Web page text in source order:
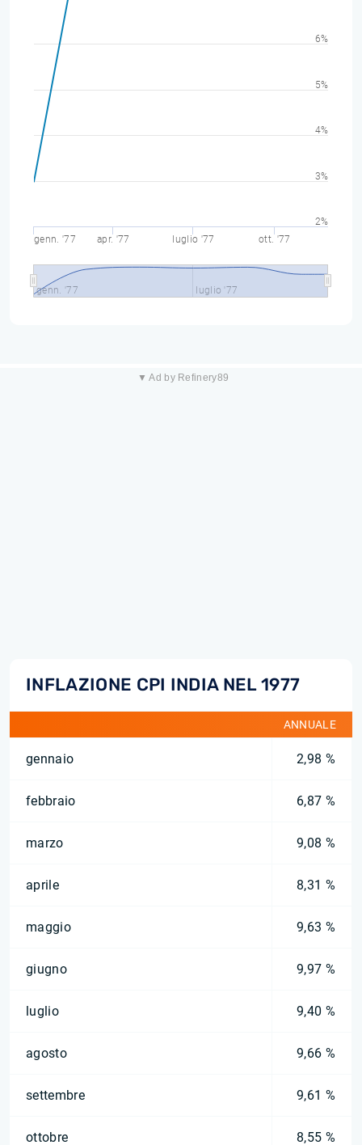
genn. '77 apr. '77 luglio '77 ott. '77
genn. '77 luglio '77
2%
3%
4%
5%
6%
▼ Ad by Refinery89
INFLAZIONE CPI INDIA NEL 1977
ANNUALE
gennaio 2,98 %
febbraio 6,87 %
marzo 9,08 %
aprile 8,31 %
maggio 9,63 %
giugno 9,97 %
luglio 9,40 %
agosto 9,66 %
settembre 9,61 %
ottobre 8,55 %